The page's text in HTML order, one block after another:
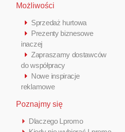
Możliwości
Sprzedaż hurtowa
Prezenty biznesowe
inaczej
Zapraszamy dostawców
do współpracy
Nowe inspiracje
reklamowe
Poznajmy się
Dlaczego Lpromo